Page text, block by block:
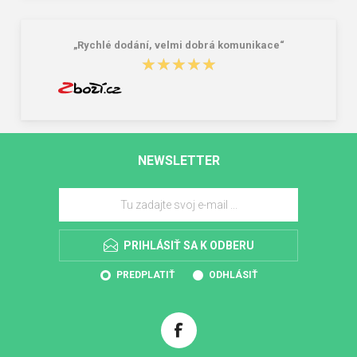
„Rychlé dodání, velmi dobrá komunikace“
★★★★★
★★★★★
NEWSLETTER
PRIHLÁSIŤ SA K ODBERU
PREDPLATIŤ ODHLÁSIŤ